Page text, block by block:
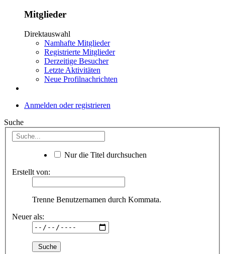
Mitglieder
Direktauswahl
Namhafte Mitglieder
Registrierte Mitglieder
Derzeitige Besucher
Letzte Aktivitäten
Neue Profilnachrichten
Anmelden oder registrieren
Suche
Nur die Titel durchsuchen
Erstellt von:
Trenne Benutzernamen durch Kommata.
Neuer als: